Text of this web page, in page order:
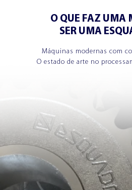
O QUE FAZ UMA
SER UMA
Máquinas modernas com
O estado de arte no